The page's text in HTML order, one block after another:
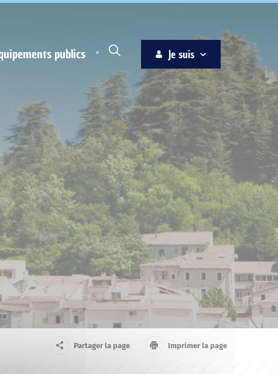
publics Je suis
Habitant
Associations
Jeune
Entreprise
Ainé
Nouvel
arrivant
Touriste
Partager la page Imprimer la page